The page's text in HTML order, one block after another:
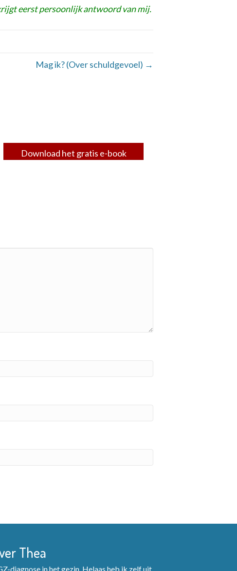
eerst persoonlijk antwoord van mij.
Mag ik? (Over schuldgevoel) →
Download het gratis e-book
Thea
diagnose in het gezin. Helaas heb ik zelf uit